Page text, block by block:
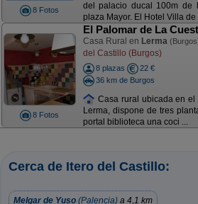
8 Fotos
del palacio ducal 100m
plaza Mayor. El Hotel Villa de
8 Fotos
El Palomar de La
Casa Rural en Lerma
del Castillo (Burgos)
8 plazas
22 €
36 km de Burgos
Casa rural ubicada en
Lerma, dispone de tres
portal biblioteca una coci ...
Cerca de Itero del Castillo:
Melgar de Yuso (Palencia) a 4,1 km